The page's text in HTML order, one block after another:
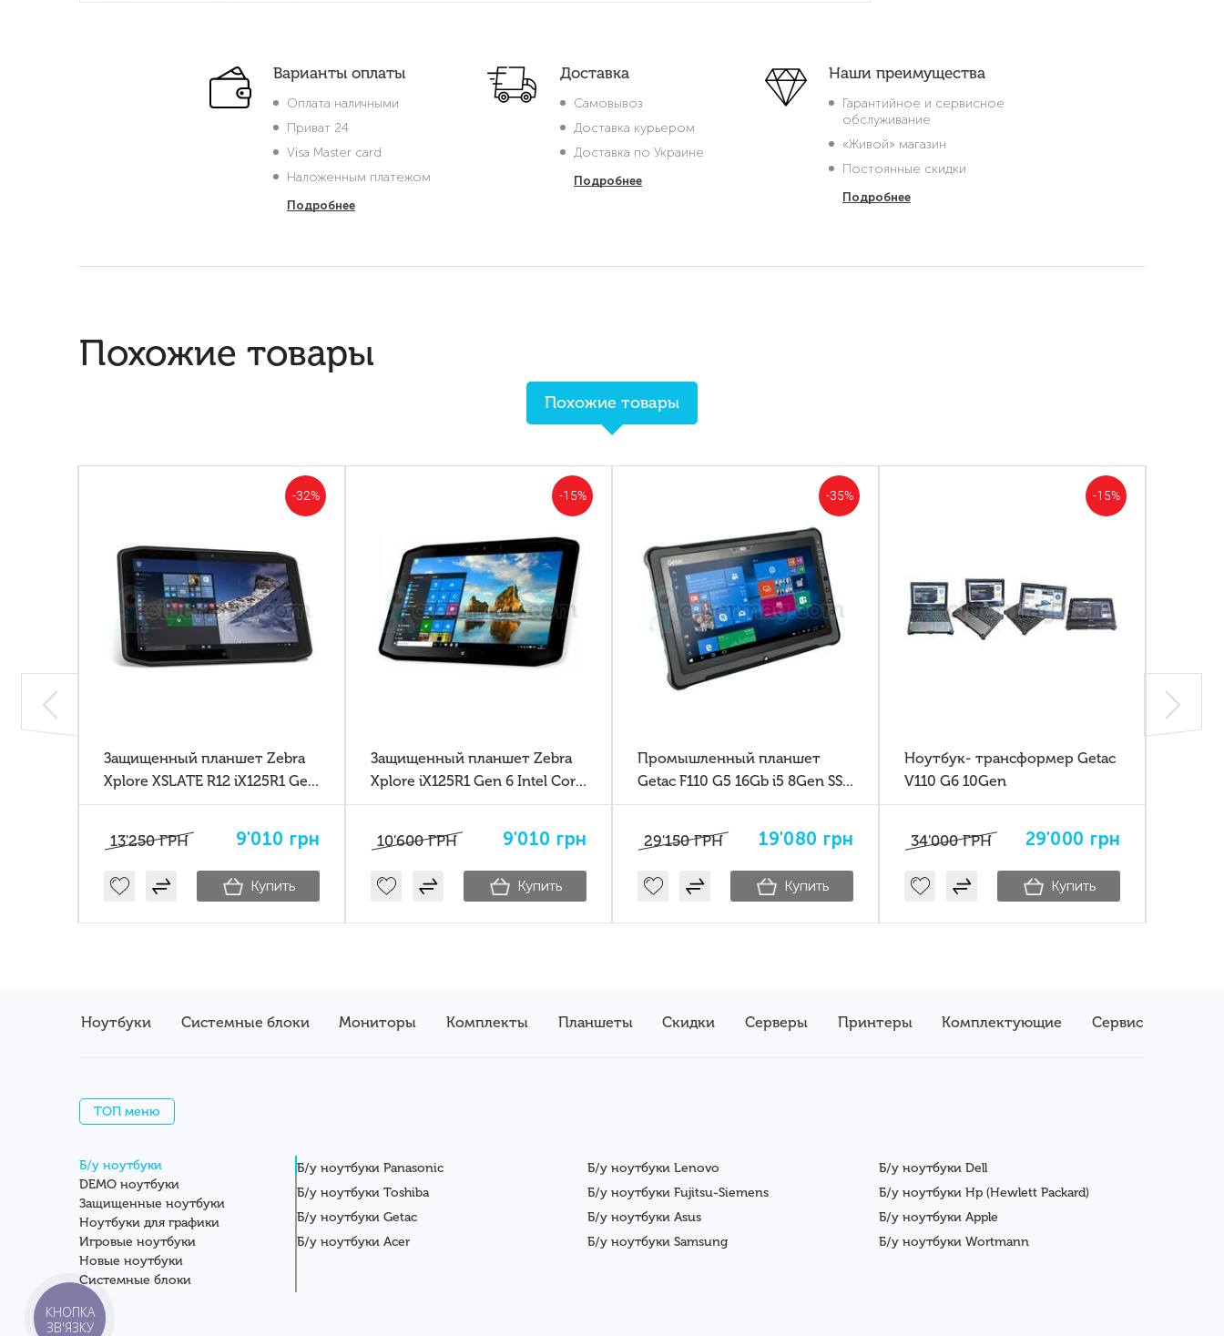
Варианты оплаты
Оплата наличными
Приват 24
Visa Master card
Наложенным платежом
Подробнее
Доставка
Самовывоз
Доставка курьером
Доставка по Украине
Подробнее
Наши преимущества
Гарантийное и сервисное
обслуживание
«Живой» магазин
Постоянные скидки
Подробнее
Похожие товары
Похожие товары
-32%
Защищенный планшет Zebra
Xplore XSLATE R12 iX125R1 Gen
7
13'250 ГРН 9'010 грн
Купить
-15%
Защищенный планшет Zebra
Xplore iX125R1 Gen 6 Intel Core
i5
10'600 ГРН 9'010 грн
Купить
-35%
Промышленный планшет
Getac F110 G5 16Gb i5 8Gen SSD
GPS 4G Б/У
29'150 ГРН 19'080 грн
Купить
-15%
Ноутбук- трансформер Getac
V110 G6 10Gen
34'000 ГРН 29'000 грн
Купить
Ноутбуки Системные блоки Мониторы Комплекты Планшеты Скидки Серверы Принтеры Комплектующие Сервис
ТОП меню
Б/у ноутбуки
DEMO ноутбуки
Защищенные ноутбуки
Ноутбуки для графики
Игровые ноутбуки
Новые ноутбуки
Системные блоки
Мониторы
Планшеты
Б/у ноутбуки Panasonic Б/у ноутбуки Lenovo
Б/у ноутбуки Dell
Б/у ноутбуки Toshiba
Б/у ноутбуки Fujitsu-Siemens
Б/у ноутбуки Hp (Hewlett Packard)
Б/у ноутбуки Getac
Б/у ноутбуки Asus
Б/у ноутбуки Apple
Б/у ноутбуки Acer
Б/у ноутбуки Samsung Б/у ноутбуки Wortmann
КНОПКА
ЗВ'ЯЗКУ